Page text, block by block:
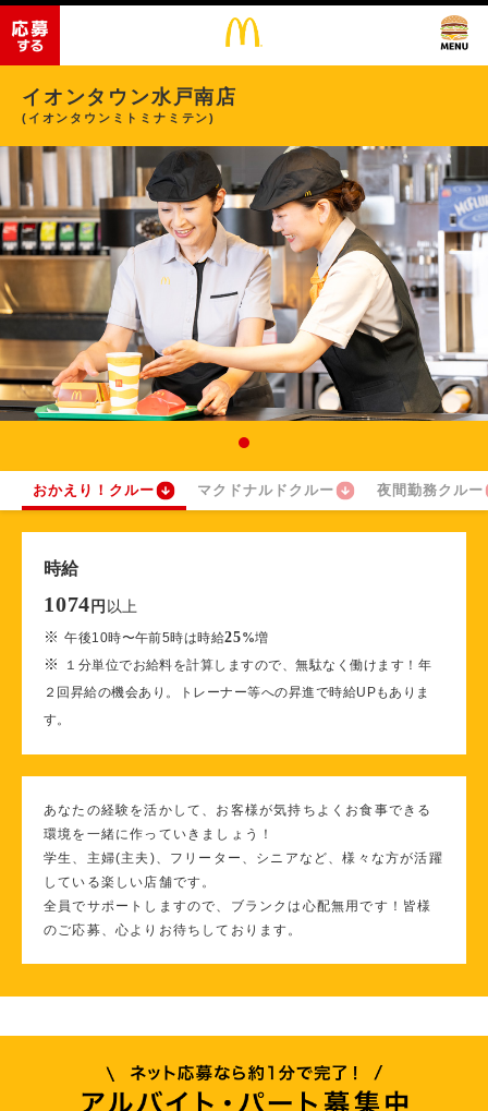
イオンタウン水戸南店
(イオンタウンミトミナミテン)
おかえり！クルー マクドナルドクルー 夜間勤務クルー
時給
1074 円 以上
※午後10時〜午前5時は時給25%増
※
１分単位でお給料を計算しますので、無駄なく働けます！年
２回昇給の機会あり。トレーナー等への昇進で時給UPもありま
す。
あなたの経験を活かして、お客様が気持ちよくお食事できる
環境を一緒に作っていきましょう！
学生、主婦(主夫)、フリーター、シニアなど、様々な方が活躍
している楽しい店舗です。
全員でサポートしますので、ブランクは心配無用です！皆様
のご応募、心よりお待ちしております。